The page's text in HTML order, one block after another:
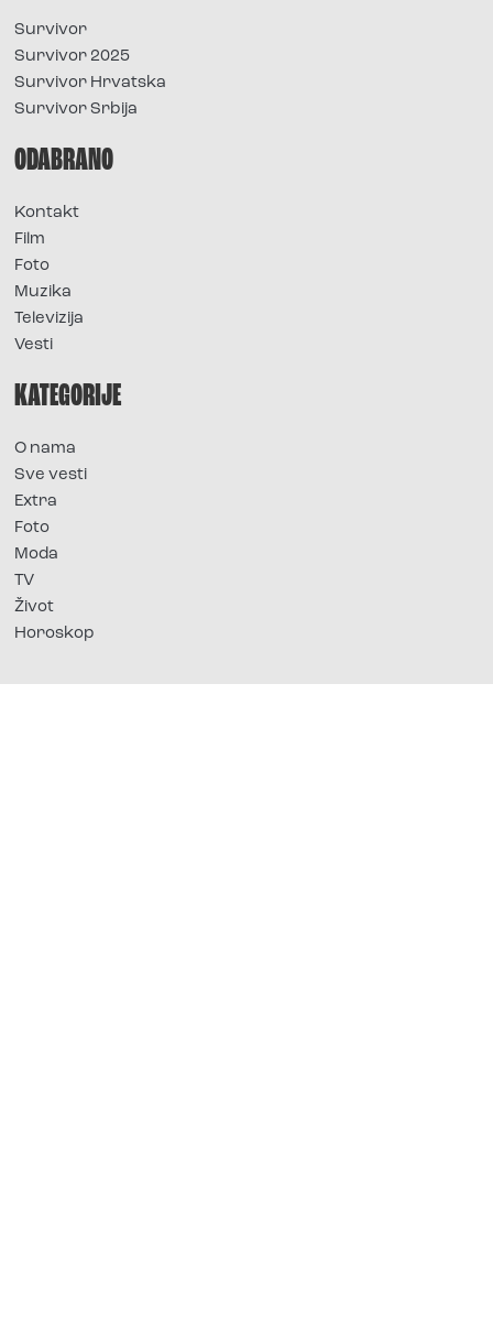
Survivor
Survivor 2025
Survivor Hrvatska
Survivor Srbija
ODABRANO
Kontakt
Film
Foto
Muzika
Televizija
Vesti
KATEGORIJE
O nama
Sve vesti
Extra
Foto
Moda
TV
Život
Horoskop